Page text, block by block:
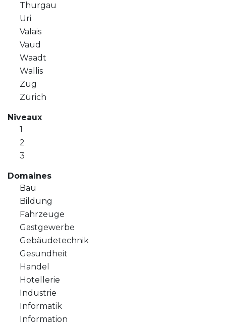
Thurgau
Uri
Valais
Vaud
Waadt
Wallis
Zug
Zürich
Niveaux
1
2
3
Domaines
Bau
Bildung
Fahrzeuge
Gastgewerbe
Gebäudetechnik
Gesundheit
Handel
Hotellerie
Industrie
Informatik
Information